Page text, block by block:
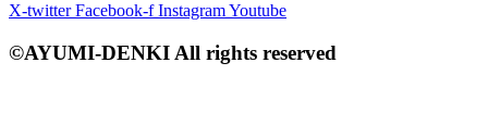
X-twitter Facebook-f InstagramYoutube
©AYUMI-DENKI All rights reserved